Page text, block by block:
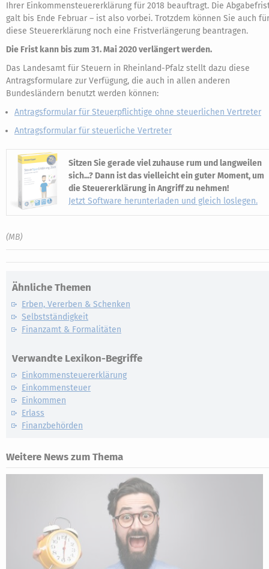
Ihrer Einkommensteuererklärung für 2018 beauftragt. Die
galt bis Ende Februar – ist also vorbei. Trotzdem können Sie auch für
diese Steuererklärung noch eine Fristverlängerung beantragen.
Die Frist kann bis zum 31. Mai 2020 verlängert werden.
Das Landesamt für Steuern in Rheinland-Pfalz stellt dazu diese
Antragsformulare zur Verfügung, die auch in allen anderen
Bundesländern benutzt werden können:
Antragsformular für Steuerpflichtige ohne steuerlichen Vertreter
Antragsformular für steuerliche Vertreter
Sitzen Sie gerade viel zuhause rum und langweilen
sich...? Dann ist das vielleicht ein guter Moment, um
die Steuererklärung in Angriff zu nehmen!
Jetzt Software herunterladen und gleich loslegen.
(MB)
Ähnliche Themen
Erben, Vererben & Schenken
Selbstständigkeit
Finanzamt & Formalitäten
Verwandte Lexikon-Begriffe
Einkommensteuererklärung
Einkommensteuer
Einkommen
Erlass
Finanzbehörden
Weitere News zum Thema